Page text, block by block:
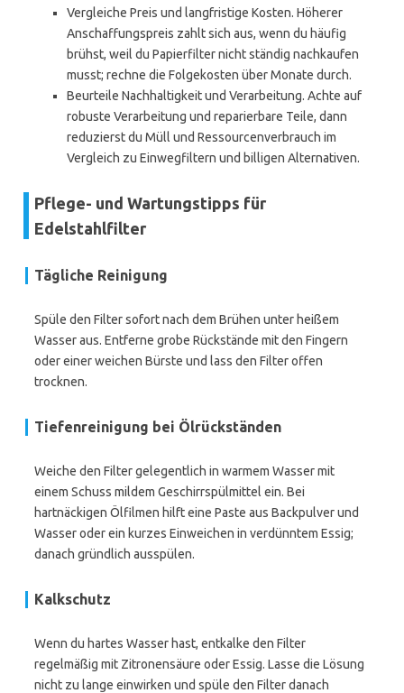
Vergleiche Preis und langfristige Kosten. Höherer
Anschaffungspreis zahlt sich aus, wenn du häufig
brühst, weil du Papierfilter nicht ständig nachkaufen
musst; rechne die Folgekosten über Monate durch.
Beurteile Nachhaltigkeit und Verarbeitung. Achte auf
robuste Verarbeitung und reparierbare Teile, dann
reduzierst du Müll und Ressourcenverbrauch im
Vergleich zu Einwegfiltern und billigen Alternativen.
Pflege- und Wartungstipps für
Edelstahlfilter
Tägliche Reinigung
Spüle den Filter sofort nach dem Brühen unter heißem
Wasser aus. Entferne grobe Rückstände mit den Fingern
oder einer weichen Bürste und lass den Filter offen
trocknen.
Tiefenreinigung bei Ölrückständen
Weiche den Filter gelegentlich in warmem Wasser mit
einem Schuss mildem Geschirrspülmittel ein. Bei
hartnäckigen Ölfilmen hilft eine Paste aus Backpulver und
Wasser oder ein kurzes Einweichen in verdünntem Essig;
danach gründlich ausspülen.
Kalkschutz
Wenn du hartes Wasser hast, entkalke den Filter
regelmäßig mit Zitronensäure oder Essig. Lasse die Lösung
nicht zu lange einwirken und spüle den Filter danach